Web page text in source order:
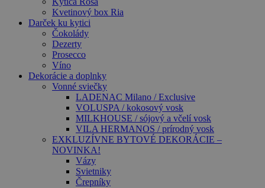
Kvetinový box Ria
Darček ku kytici
Čokolády
Dezerty
Prosecco
Víno
Dekorácie a doplnky
Vonné sviečky
LADENAC Milano / Exclusive
VOLUSPA / kokosový vosk
MILKHOUSE / sójový a včelí vosk
VILA HERMANOS / prírodný vosk
EXKLUZÍVNE BYTOVÉ DEKORÁCIE –
NOVINKA!
Vázy
Svietniky
Črepníky